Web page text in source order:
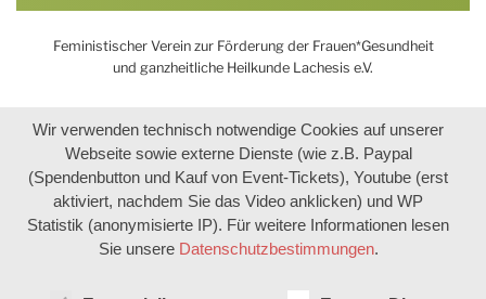
Feministischer Verein zur Förderung der Frauen*Gesundheit
und ganzheitliche Heilkunde Lachesis e.V.
Wir verwenden technisch notwendige Cookies auf unserer
Webseite sowie externe Dienste (wie z.B. Paypal
(Spendenbutton und Kauf von Event-Tickets), Youtube (erst
aktiviert, nachdem Sie das Video anklicken) und WP
Statistik (anonymisierte IP). Für weitere Informationen lesen
Sie unsere Datenschutzbestimmungen.